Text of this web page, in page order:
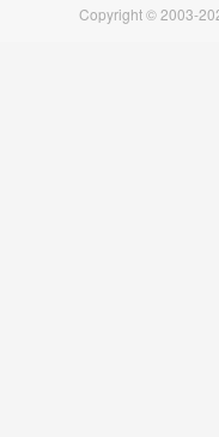
Copyright © 2003-